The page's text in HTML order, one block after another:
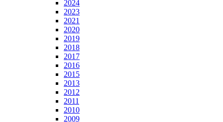
2024
2023
2021
2020
2019
2018
2017
2016
2015
2013
2012
2011
2010
2009